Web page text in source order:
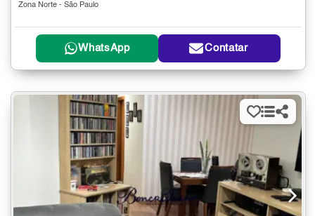
Zona Norte - São Paulo
WhatsApp Contatar